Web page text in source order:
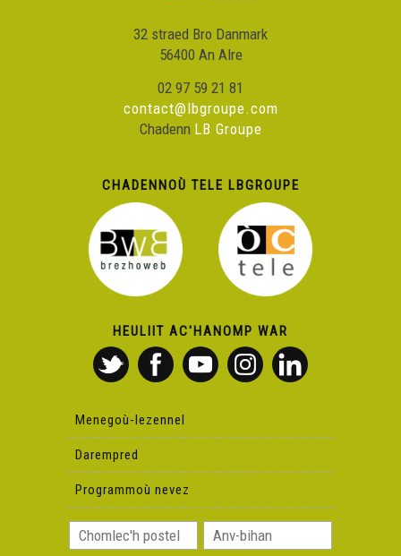
32 straed Bro Danmark
56400 An Alre
02 97 59 21 81
contact@lbgroupe.com
Chadenn LB Groupe
CHADENNOÙ TELE LBGROUPE
HEULIIT AC'HANOMP WAR
Menegoù-lezennel
Darempred
Programmoù nevez